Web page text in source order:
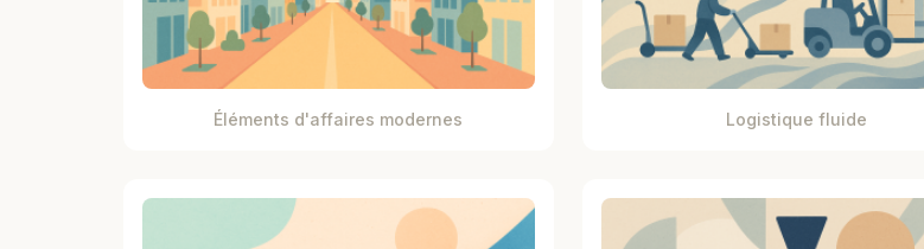
Éléments d'affaires modernes Logistique fluide